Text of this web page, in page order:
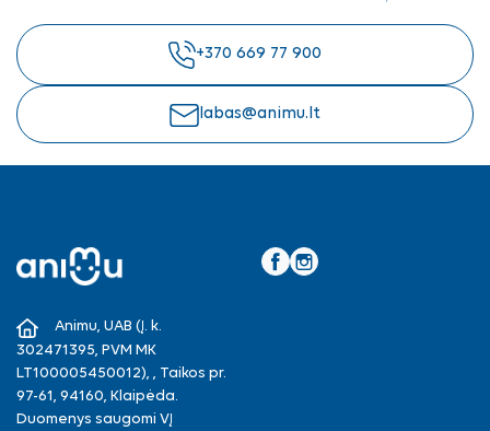
+370 669 77 900
labas@animu.lt
Animu, UAB (Į. k.
302471395, PVM MK
LT100005450012), , Taikos pr.
97-61, 94160, Klaipėda.
Duomenys saugomi VĮ